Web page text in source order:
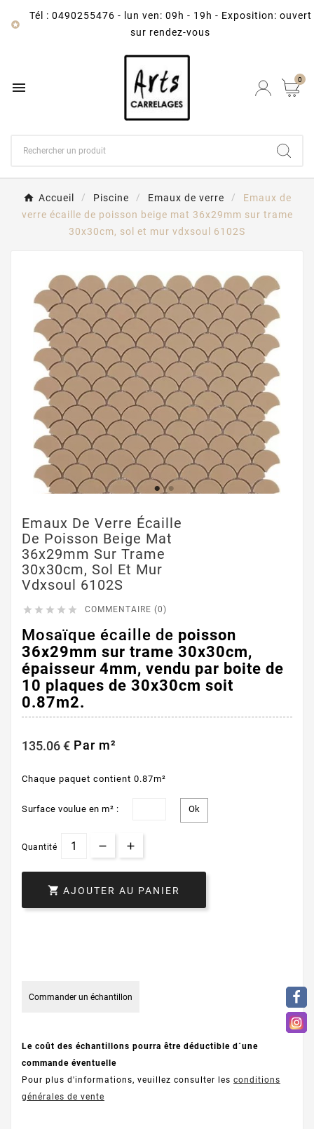

Tél : 0490255476 -
lun ven: 09h - 19h - Exposition: ouvert
sur rendez-vous
 0
Accueil Piscine Emaux de verre
Emaux de
verre écaille de poisson beige mat 36x29mm sur trame
30x30cm, sol et mur vdxsoul 6102S
Emaux De Verre Écaille
De Poisson Beige Mat
36x29mm Sur Trame
30x30cm, Sol Et Mur
Vdxsoul 6102S
     COMMENTAIRE (0)
Mosaïque écaille de poisson
36x29mm sur trame 30x30cm,
épaisseur 4mm, vendu par boite de
10 plaques de 30x30cm soit
0.87m2.
135.06 € Par m²
Chaque paquet contient 0.87m²
Surface voulue en m² :
Quantité
 AJOUTER AU PANIER
Commander un échantillon
Le coût des échantillons pourra être déductible d´une
commande éventuelle
Pour plus d'informations, veuillez consulter les conditions
générales de vente